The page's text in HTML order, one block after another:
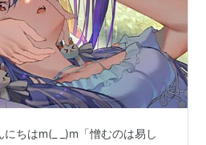
ちはm(_ _)m「憎むのは易し